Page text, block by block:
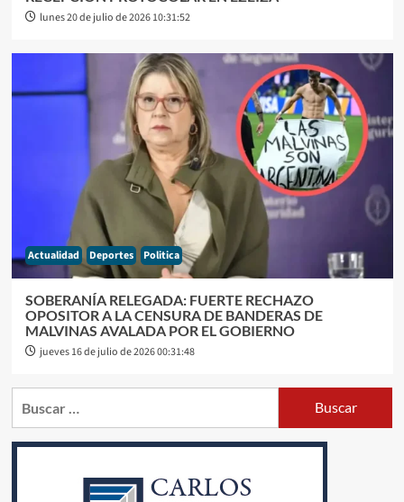
lunes 20 de julio de 2026 10:31:52
Actualidad Deportes Politica
SOBERANÍA RELEGADA: FUERTE RECHAZO
OPOSITOR A LA CENSURA DE BANDERAS DE
MALVINAS AVALADA POR EL GOBIERNO
jueves 16 de julio de 2026 00:31:48